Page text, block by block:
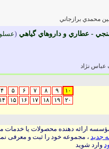
محمدي برازجاني
- عطاري و داروهاي گياهي (
نژاد
۴ ۵ ۶ ۷ ۸ ۹
۱۰
۱۴ ۱۵ ۱۶ ۱۷ ۱۸ ۱۹
۲۰
ارائه دهنده محصولات یا خدمات
جدید ، مجموعه خود را ثبت و معرفی
وارد شوید